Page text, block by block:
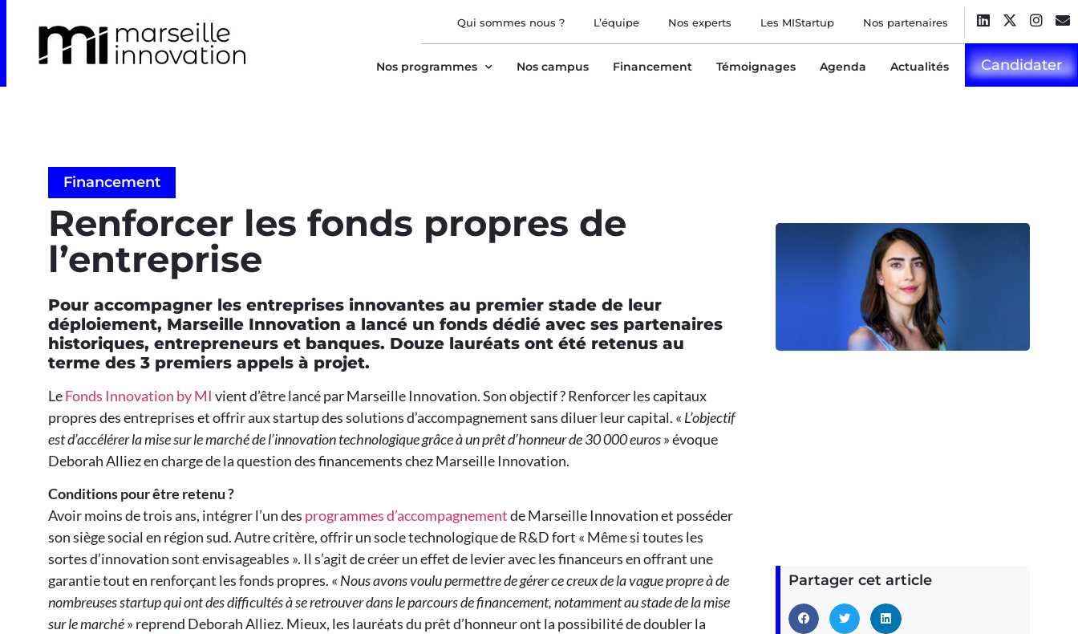
Qui sommes nous ? L’équipe Nos experts Les MIStartup Nos partenaires
Nos programmes Nos campus Financement Témoignages Agenda Actualités Candidater
Financement
Renforcer les fonds propres de
l’entreprise
Pour accompagner les entreprises innovantes au premier stade de leur
déploiement, Marseille Innovation a lancé un fonds dédié avec ses partenaires
historiques, entrepreneurs et banques. Douze lauréats ont été retenus au
terme des 3 premiers appels à projet.
LeFonds Innovation by MI vient d’être lancé par Marseille Innovation. Son objectif ? Renforcer les capitaux
propres des entreprises et offrir aux startup des solutions d’accompagnement sans diluer leur capital. « L’objectif
est d’accélérer la mise sur le marché de l’innovation technologique grâce à un prêt d’honneur de 30 000 euros» évoque
Deborah Alliez en charge de la question des financements chez Marseille Innovation.
Conditions pour être retenu ?
Avoir moins de trois ans, intégrer l’un des programmes d’accompagnementde Marseille Innovation et posséder
son siège social en région sud. Autre critère, offrir un socle technologique de R&D fort « Même si toutes les
sortes d’innovation sont envisageables ». Il s’agit de créer un effet de levier avec les financeurs en offrant une
garantie tout en renforçant les fonds propres. « Nous avons voulu permettre de gérer ce creux de la vague propre à de
nombreuses startup qui ont des difficultés à se retrouver dans le parcours de financement, notamment au stade de la mise
sur le marché» reprend Deborah Alliez. Mieux, les lauréats du prêt d’honneur ont la possibilité de doubler la
Partager cet article